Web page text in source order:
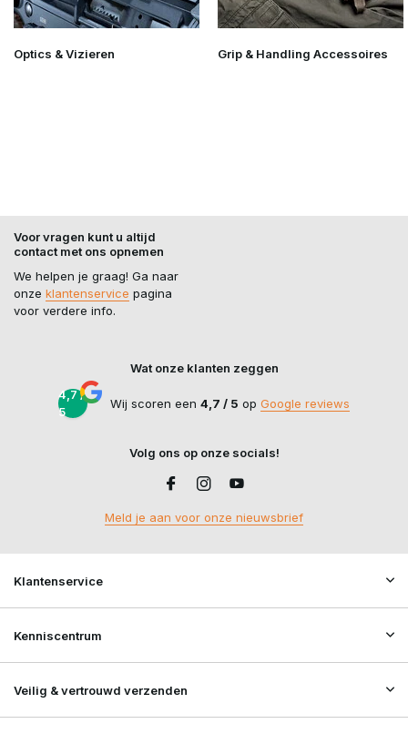
Optics & Vizieren Grip & Handling Accessoires
Voor vragen kunt u altijd
contact met ons opnemen
We helpen je graag! Ga naar
onze klantenservice pagina
voor verdere info.
Wat onze klanten zeggen
4,7 /
5
Wij scoren een 4,7 / 5 op Google reviews
Volg ons op onze socials!
Meld je aan voor onze nieuwsbrief
Klantenservice
Kenniscentrum
Veilig & vertrouwd verzenden